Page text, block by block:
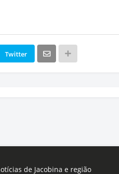
Twitter
de Jacobina e região